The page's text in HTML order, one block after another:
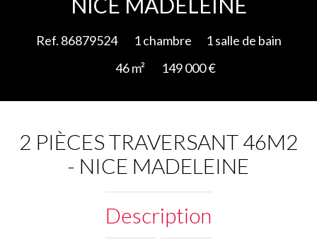
Ref. 86879524 1 chambre
1 salle de bain
46 m²
149 000 €
2 PIÈCES TRAVERSANT 46M2
- NICE MADELEINE
Description